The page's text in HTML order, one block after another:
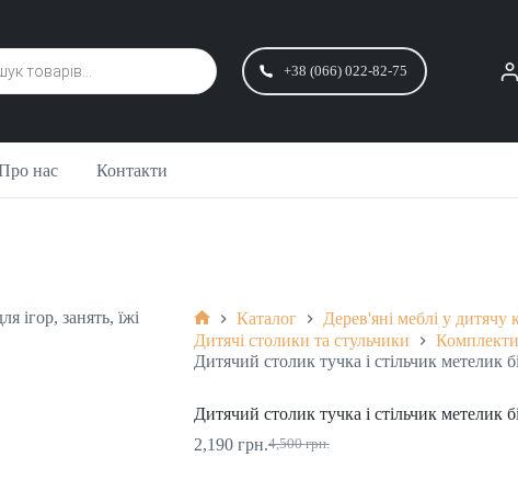
+38 (066) 022-82-75
нас Контакти
Головна
Каталог
Дерев'яні меблі у дитячу
Дитячі столики та стульчики
Дитячий столик тучка і стільчик метелик
Дитячий столик тучка і стільчик метелик
4,500грн.
Оригінальна
2,190 грн.Поточна